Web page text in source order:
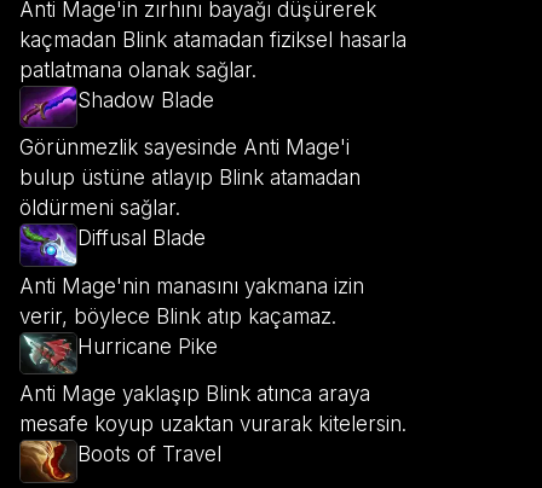
Anti Mage'in zırhını bayağı düşürerek
kaçmadan Blink atamadan fiziksel hasarla
patlatmana olanak sağlar.
Shadow Blade
Görünmezlik sayesinde Anti Mage'i
bulup üstüne atlayıp Blink atamadan
öldürmeni sağlar.
Diffusal Blade
Anti Mage'nin manasını yakmana izin
verir, böylece Blink atıp kaçamaz.
Hurricane Pike
Anti Mage yaklaşıp Blink atınca araya
mesafe koyup uzaktan vurarak kitelersin.
Boots of Travel